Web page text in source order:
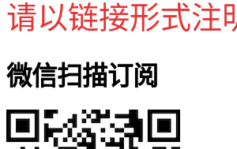
请以链接形式注
微信扫描订阅